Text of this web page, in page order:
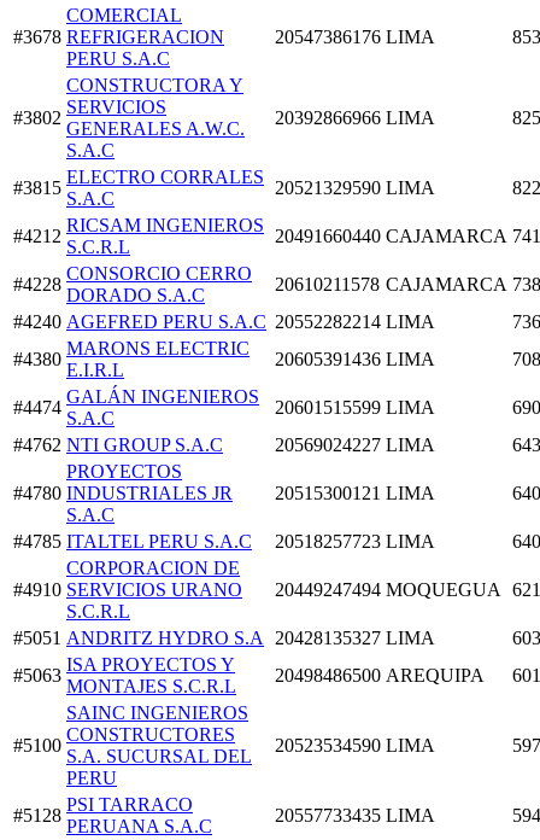
#3678
COMERCIAL
REFRIGERACION
PERU S.A.C
20547386176 LIMA
#3802
CONSTRUCTORA Y
SERVICIOS
GENERALES A.W.C.
S.A.C
20392866966 LIMA
#3815
ELECTRO CORRALES
S.A.C
20521329590 LIMA
#4212
RICSAM INGENIEROS
S.C.R.L
20491660440 CAJAMARCA
#4228
CONSORCIO CERRO
DORADO S.A.C
20610211578 CAJAMARCA
#4240 AGEFRED PERU S.A.C 20552282214 LIMA
#4380
MARONS ELECTRIC
E.I.R.L
20605391436 LIMA
#4474
GALÁN INGENIEROS
S.A.C
20601515599 LIMA
#4762 NTI GROUP S.A.C 20569024227 LIMA
#4780
PROYECTOS
INDUSTRIALES JR
S.A.C
20515300121 LIMA
#4785 ITALTEL PERU S.A.C 20518257723 LIMA
#4910
CORPORACION DE
SERVICIOS URANO
S.C.R.L
20449247494 MOQUEGUA
#5051 ANDRITZ HYDRO S.A 20428135327 LIMA
#5063
ISA PROYECTOS Y
MONTAJES S.C.R.L
20498486500 AREQUIPA
#5100
SAINC INGENIEROS
CONSTRUCTORES
S.A. SUCURSAL DEL
PERU
20523534590 LIMA
#5128
PSI TARRACO
PERUANA S.A.C
20557733435 LIMA